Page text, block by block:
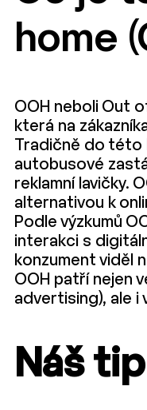
home
OOH neboli Out
která na
Tradičně do
autobusové
reklamní lavičky.
alternativou k
Podle výzkumů
interakci s
konzument viděl
OOH patří nejen
advertising), ale i
Náš tip